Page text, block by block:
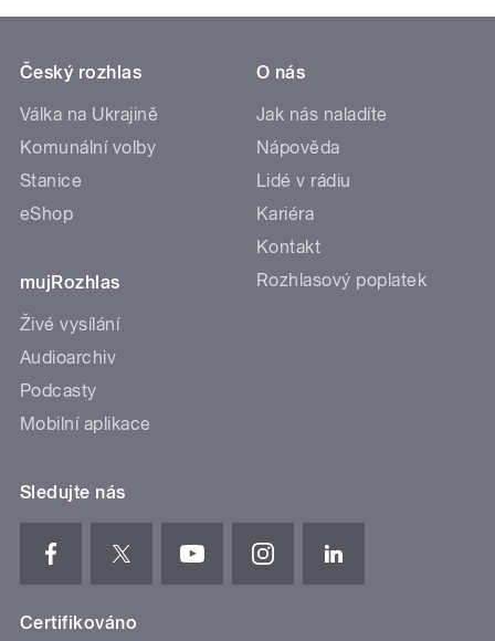
Český rozhlas
Válka na Ukrajině
Komunální volby
Stanice
eShop
mujRozhlas
Živé vysílání
Audioarchiv
Podcasty
Mobilní aplikace
O nás
Jak nás naladíte
Nápověda
Lidé v rádiu
Kariéra
Kontakt
Rozhlasový poplatek
Sledujte nás
Certifikováno